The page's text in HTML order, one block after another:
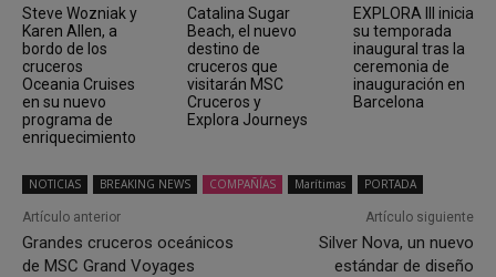
Steve Wozniak y
Karen Allen, a
bordo de los
cruceros
Oceania Cruises
en su nuevo
programa de
enriquecimiento
Catalina Sugar
Beach, el nuevo
destino de
cruceros que
visitarán MSC
Cruceros y
Explora Journeys
EXPLORA III inicia
su temporada
inaugural tras la
ceremonia de
inauguración en
Barcelona
NOTICIAS BREAKING NEWS COMPAÑÍAS Marítimas PORTADA
Artículo anterior
Grandes cruceros oceánicos
de MSC Grand Voyages
Artículo siguiente
Silver Nova, un nuevo
estándar de diseño